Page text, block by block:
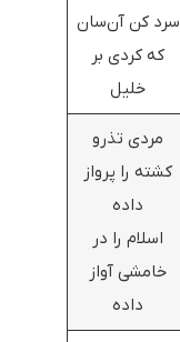
سرد کن آن‌سان
که کردی بر
خلیل
مردی تذرو
کشته را پرواز
داده
اسلام را در
خامشی آواز
داده